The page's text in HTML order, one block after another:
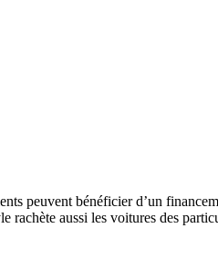
peuvent bénéficier d’un
aussi les voitures des